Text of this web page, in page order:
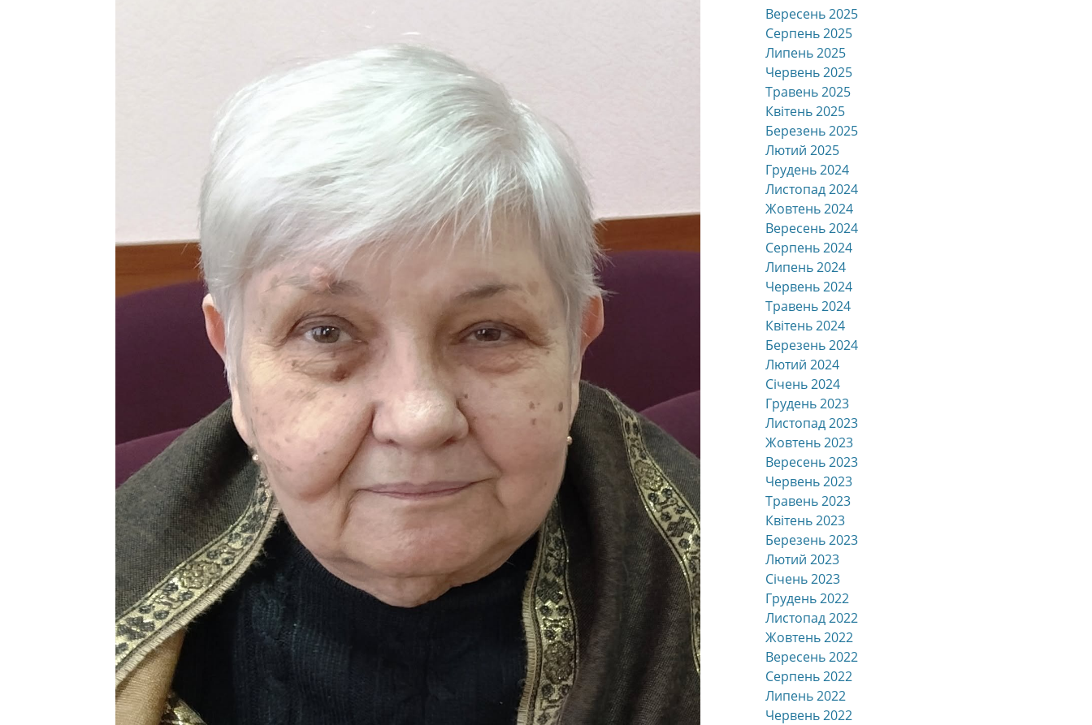
Вересень 2025
Серпень 2025
Липень 2025
Червень 2025
Травень 2025
Квітень 2025
Березень 2025
Лютий 2025
Грудень 2024
Листопад 2024
Жовтень 2024
Вересень 2024
Серпень 2024
Липень 2024
Червень 2024
Травень 2024
Квітень 2024
Березень 2024
Лютий 2024
Січень 2024
Грудень 2023
Листопад 2023
Жовтень 2023
Вересень 2023
Червень 2023
Травень 2023
Квітень 2023
Березень 2023
Лютий 2023
Січень 2023
Грудень 2022
Листопад 2022
Жовтень 2022
Вересень 2022
Серпень 2022
Липень 2022
Червень 2022